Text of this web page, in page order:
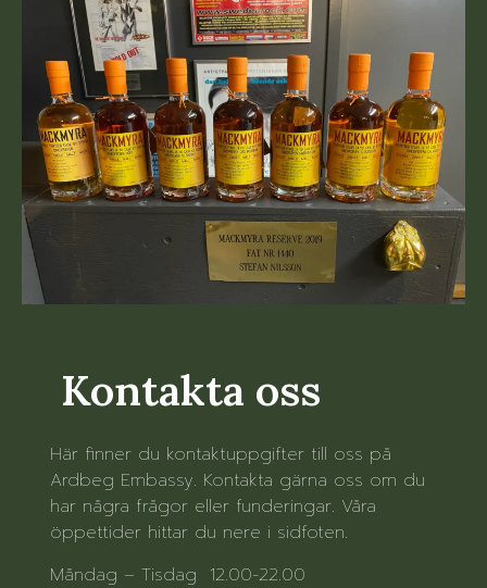
Kontakta oss
Här finner du kontaktuppgifter till oss på
Ardbeg Embassy. Kontakta gärna oss om du
har några frågor eller funderingar. Våra
öppettider hittar du nere i sidfoten.
Måndag – Tisdag 12.00-22.00